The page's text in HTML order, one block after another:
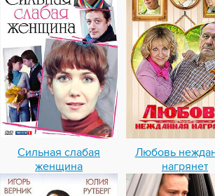
Сильная слабая
женщина
Любовь
нагрянет